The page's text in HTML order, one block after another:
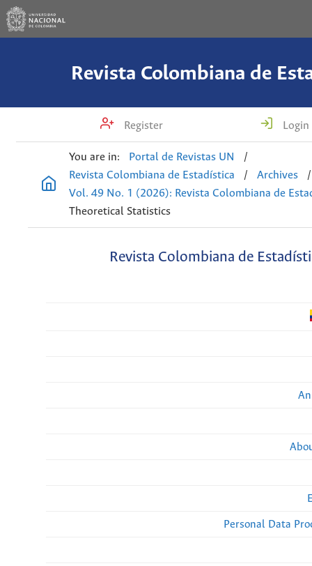
Revista Colombiana de
Register Login
You are in: Portal de Revistas UN
/
Revista Colombiana de Estadística
/ Archives
/
Vol. 49 No. 1 (2026): Revista Colombiana de
Theoretical Statistics
Revista Colombiana de
Personal Data